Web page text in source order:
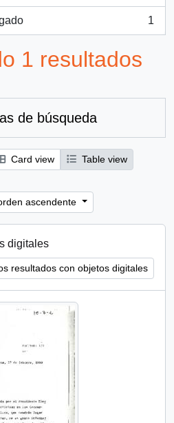
1
1 resultados
de búsqueda
Card view
Table view
ascendente
digitales
resultados con objetos digitales